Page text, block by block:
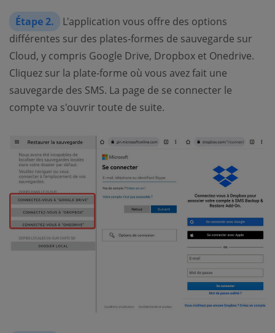
Étape 2.
L'application vous offre des options
différentes sur des plates-formes de sauvegarde sur
Cloud, y compris Google Drive, Dropbox et Onedrive.
Cliquez sur la plate-forme où vous avez fait une
sauvegarde des SMS. La page de se connecter le
compte va s'ouvrir toute de suite.